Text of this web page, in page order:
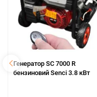
Генератор SC 7000 R
бензиновий Senci 3.8 кВт